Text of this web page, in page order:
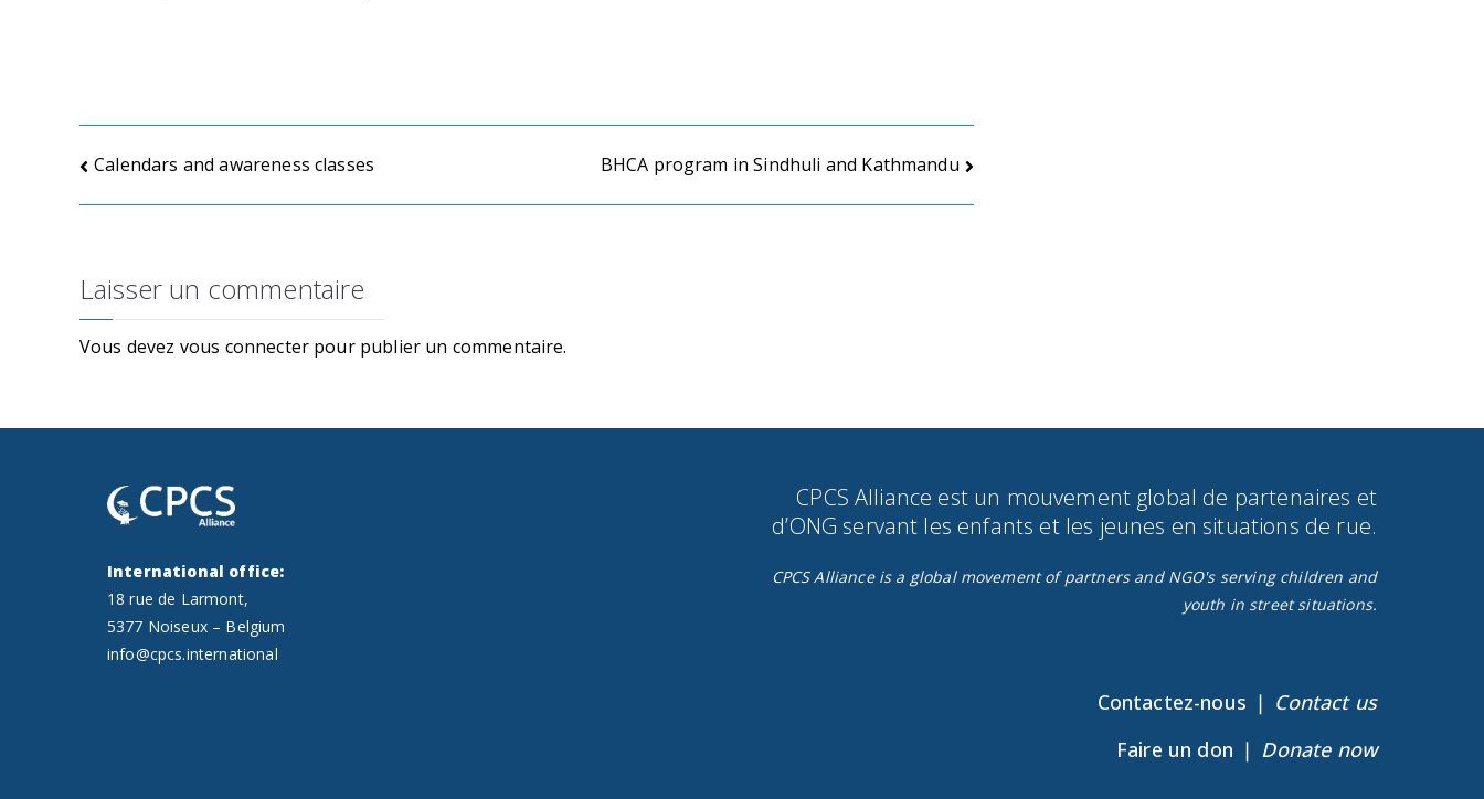
Navigation
de
Calendars and awareness classes BHCA program in Sindhuli and Kathmandu
Laisser un commentaire
Vous devez vous connecter pour publier un commentaire.
International office:
18 rue de Larmont,
5377 Noiseux – Belgium
info@cpcs.international
CPCS Alliance est un mouvement global de partenaires et
d’ONG servant les enfants et les jeunes en situations de rue.​
CPCS Alliance is a global movement of partners and NGO's serving children and
youth in street situations.
Contactez-nous ❘ Contact us
Faire un don ❘ Donate now